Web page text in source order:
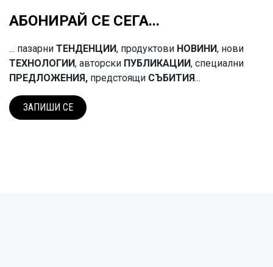
АБОНИРАЙ СЕ СЕГА...
... пазарни ТЕНДЕНЦИИ, продуктови НОВИНИ, нови
ТЕХНОЛОГИИ, авторски ПУБЛИКАЦИИ, специални
ПРЕДЛОЖЕНИЯ, предстоящи СЪБИТИЯ...
ЗАПИШИ​​​​ СЕ